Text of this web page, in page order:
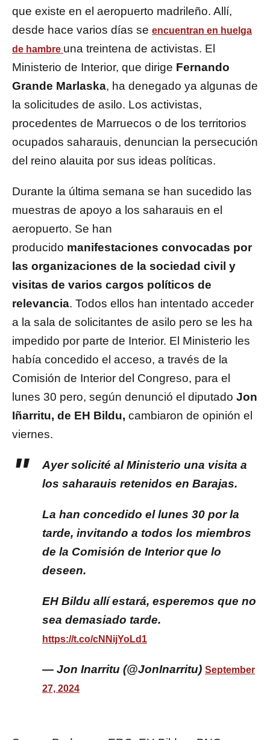
que existe en el aeropuerto madrileño. Allí,
desde hace varios días se encuentran en huelga
de hambre una treintena de activistas. El
Ministerio de Interior, que dirige Fernando
Grande Marlaska, ha denegado ya algunas de
la solicitudes de asilo. Los activistas,
procedentes de Marruecos o de los territorios
ocupados saharauis, denuncian la persecución
del reino alauita por sus ideas políticas.
Durante la última semana se han sucedido las
muestras de apoyo a los saharauis en el
aeropuerto. Se han
producido manifestaciones convocadas por
las organizaciones de la sociedad civil y
visitas de varios cargos políticos de
relevancia. Todos ellos han intentado acceder
a la sala de solicitantes de asilo pero se les ha
impedido por parte de Interior. El Ministerio les
había concedido el acceso, a través de la
Comisión de Interior del Congreso, para el
lunes 30 pero, según denunció el diputado Jon
Iñarritu, de EH Bildu, cambiaron de opinión el
viernes.
Ayer solicité al Ministerio una visita a
los saharauis retenidos en Barajas.
La han concedido el lunes 30 por la
tarde, invitando a todos los miembros
de la Comisión de Interior que lo
deseen.
EH Bildu allí estará, esperemos que no
sea demasiado tarde.
https://t.co/cNNijYoLd1
— Jon Inarritu (@JonInarritu) September
27, 2024